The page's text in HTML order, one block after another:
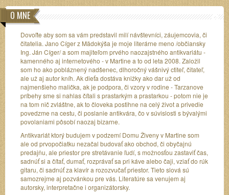
O MNE
Dovoľte aby som sa vám predstavil milí návštevníci, záujemcovia, či
čitatelia. Jano Cíger z Mädokýša je moje literárne meno /občiansky
Ing. Ján Cíger/ a som majiteľom prvého naozajstného antikvariátu -
kamenného aj internetového - v Martine a to od leta 2008. Založil
som ho ako pobláznený nadšenec, dlhoročný vášnivý ctiteľ, čitateľ,
ale už aj autor kníh. Ak dieťa dostáva knižky ako dar už od
najmenšieho malička, ak je podpora, či vzory v rodine - Tarzanove
príbehy sme si nahlas čítali s prastarkým a prastarkou - potom nie je
na tom nič zvláštne, ak to človeka postihne na celý život a privedie
povedzme na cestu, či poslanie antikvára, čo v súvislosti s bývalými
povolaniami pôsobí naozaj bizarne.
Antikvariát ktorý budujem v podzemí Domu Živeny v Martine som
ale od prvopočiatku nezačal budovať ako obchod, či obyčajnú
predajňu, ale priestor pre stretávanie ľudí, s možnosťou zastaviť čas,
sadnúť si a čítať, dumať, rozprávať sa pri káve alebo čaji, vziať do rúk
gitaru, či sadnúť za klavír a rozozvučať priestor. Tieto slová sú
samozrejme aj pozvánkou pre vás. Literatúre sa venujem aj
autorsky, interpretačne i organizátorsky.